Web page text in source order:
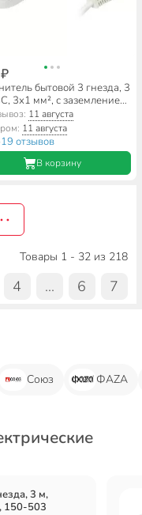
бытовой 3 гнезда, 3
3х1 мм², с заземлением,
SBE-16-3-03-Z
11 августа
11 августа
19 отзывов
В корзину
Товары 1 - 32 из 218
4 ... 6 7
Союз ФАZА
3 м,
150-503